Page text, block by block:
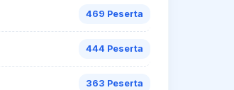
469 Peserta
444 Peserta
363 Peserta